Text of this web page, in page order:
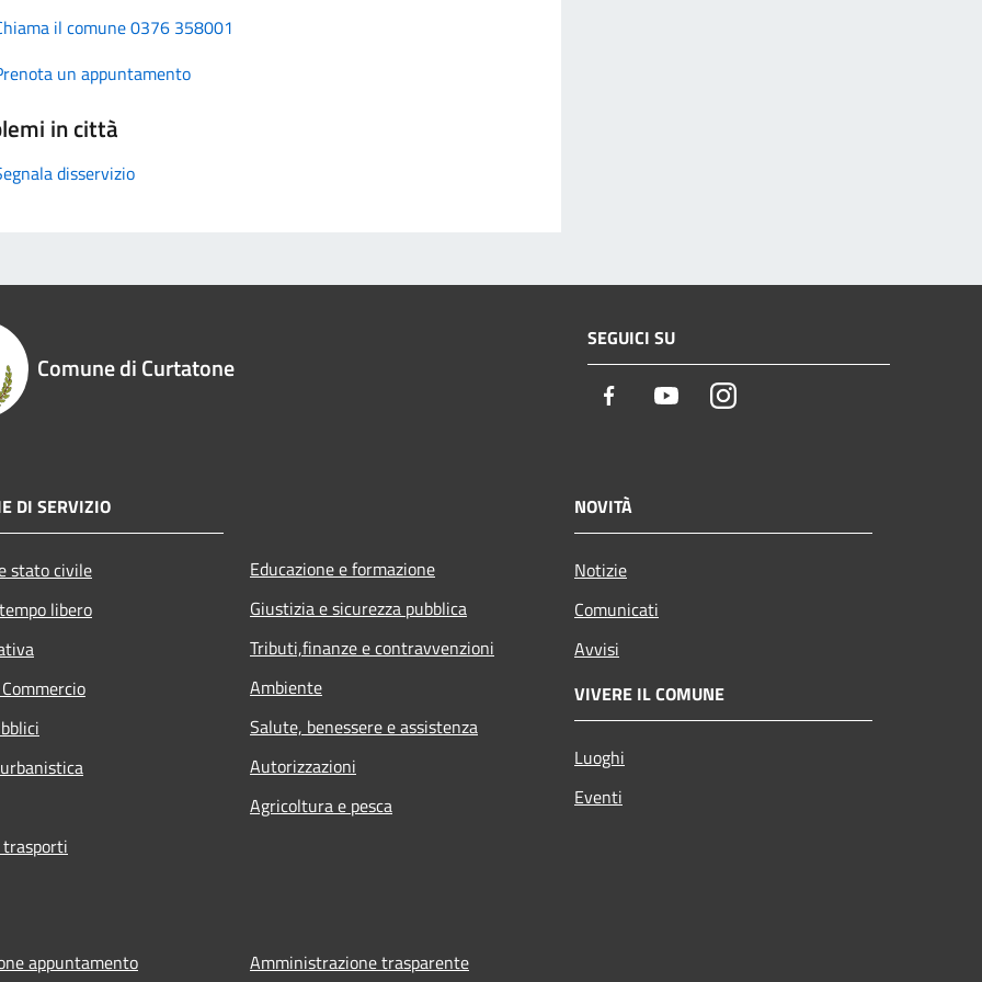
il comune 0376 358001
un appuntamento
in città
disservizio
Comune di Curtatone
SEGUICI SU
Facebook YoutubeInstagram
DI SERVIZIO
stato civile
libero
Educazione e formazione
Giustizia e sicurezza pubblica
Tributi,finanze e contravvenzioni
Ambiente
Salute, benessere e assistenza
Autorizzazioni
Agricoltura e pesca
NOVITÀ
Notizie
Comunicati
Avvisi
VIVERE IL COMUNE
Luoghi
Eventi
appuntamento Amministrazione trasparente